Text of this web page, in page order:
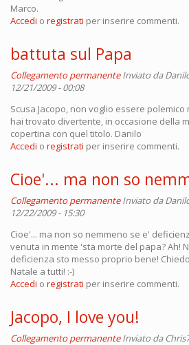
Marco.
Accedi o registrati per inserire commenti.
battuta sul Papa
Collegamento permanente Inviato da
12/21/2009 - 00:08
Scusa Jacopo, non voglio essere
hai trovato divertente, in occasione della
copertina con quel titolo. Danilo
Accedi o registrati per inserire commenti.
Cioe'... ma non so
Collegamento permanente Inviato da
12/22/2009 - 15:30
Cioe'... ma non so nemmeno se e'
venuta in mente 'sta morte del papa? Ah!
deficienza sto messo proprio bene!
Natale a tutti! :-)
Accedi o registrati per inserire commenti.
Jacopo, I love you!
Collegamento permanente Inviato da